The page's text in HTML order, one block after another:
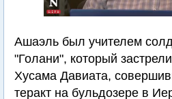
Ашаэль был учителем
"Голани", который
Хусама Давиата,
теракт на бульдозере в